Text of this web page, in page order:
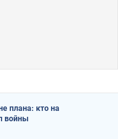
плана: кто на
войны